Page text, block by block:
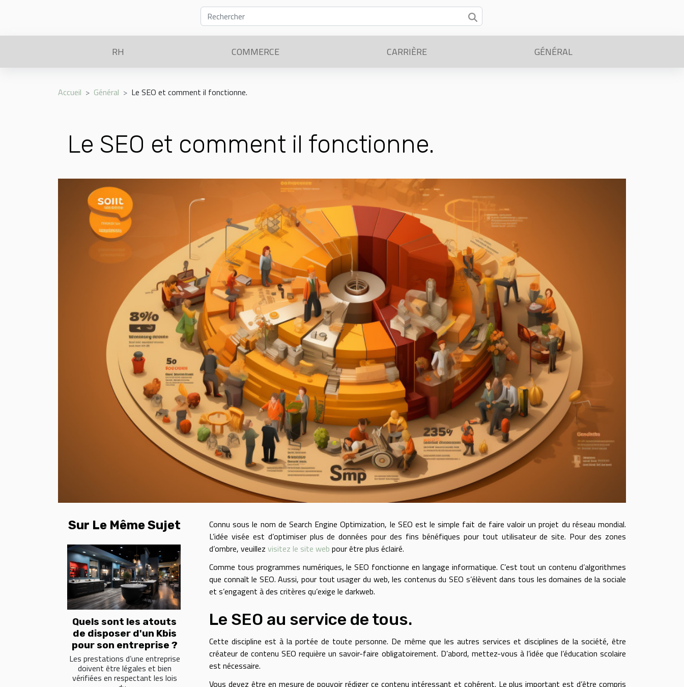
RH COMMERCE CARRIÈRE GÉNÉRAL
Accueil Général Le SEO et comment il fonctionne.
Le SEO et comment il fonctionne.
Sur Le Même Sujet
Quels sont les atouts
de disposer d'un Kbis
pour son entreprise ?
Les prestations d’une entreprise
doivent être légales et bien
vérifiées en respectant les lois
Connu sous le nom de Search Engine Optimization, le SEO est le simple fait de faire valoir un projet du réseau mondial.
L’idée visée est d’optimiser plus de données pour des fins bénéfiques pour tout utilisateur de site. Pour des zones
d’ombre, veuillez visitez le site web pour être plus éclairé.
Comme tous programmes numériques, le SEO fonctionne en langage informatique. C’est tout un contenu d’algorithmes
que connaît le SEO. Aussi, pour tout usager du web, les contenus du SEO s’élèvent dans tous les domaines de la sociale
et s’engagent à des critères qu’exige le darkweb.
Le SEO au service de tous.
Cette discipline est à la portée de toute personne. De même que les autres services et disciplines de la société, être
créateur de contenu SEO requière un savoir-faire obligatoirement. D’abord, mettez-vous à l’idée que l’éducation scolaire
est nécessaire.
Vous devez être en mesure de pouvoir rédiger ce contenu intéressant et cohérent. Le plus important est d’être compris